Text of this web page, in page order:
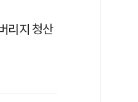
리지 청산